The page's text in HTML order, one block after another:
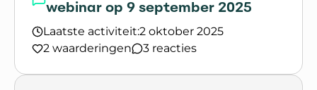
webinar op 9 september 2025
Laatste activiteit:2 oktober 2025
2 waarderingen
3 reacties
Lees het gesprek `MS en Relatie: interactieve